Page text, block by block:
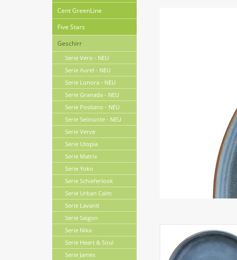
Cent GreenLine
Five Stars
Geschirr
Serie Vero - NEU
Serie Aurel - NEU
Serie Lunora - NEU
Serie Granada - NEU
Serie Positano - NEU
Serie Selinunte - NEU
Serie Verve
Serie Utopia
Serie Matrix
Serie Yoko
Serie Schieferlook
Serie Urban Calm
Serie Lavanit
Serie Saigon
Serie Nika
Serie Heart & Soul
Serie James